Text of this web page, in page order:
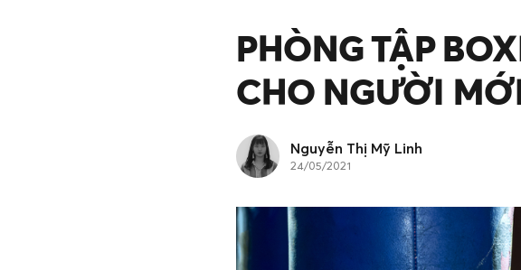
PHÒNG TẬP
CHO NGƯỜI
Nguyễn Thị Mỹ Linh
24/05/2021